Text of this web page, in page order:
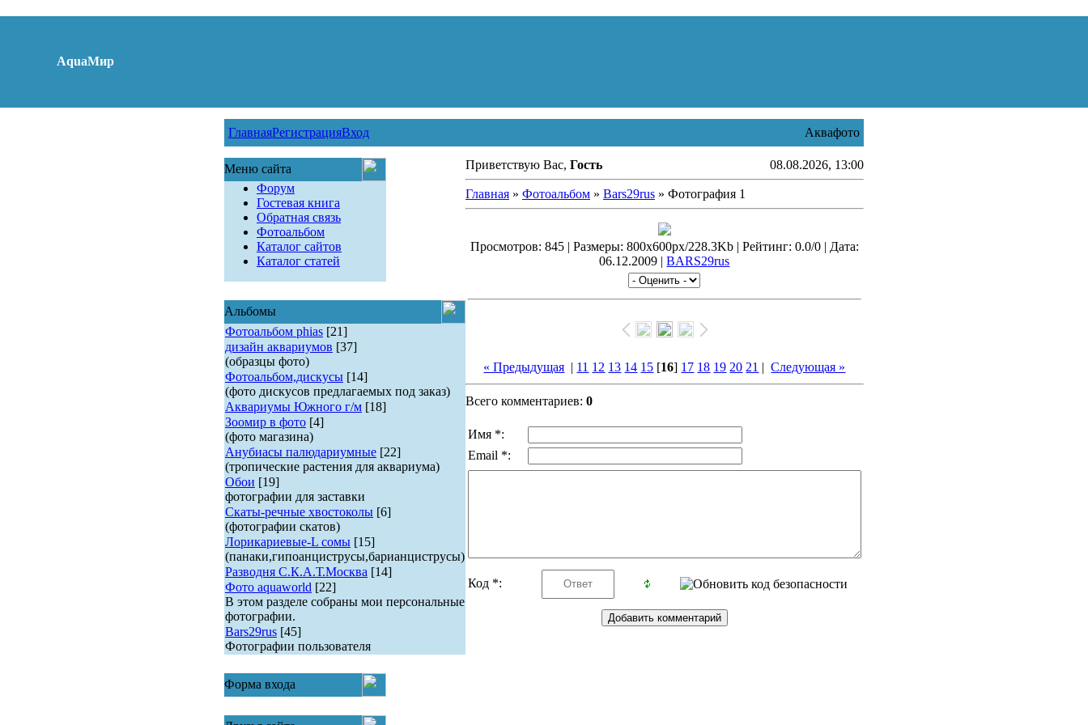
AquaМир
ГлавнаяРегистрацияВход Аквафото
Меню сайта
Форум
Гостевая книга
Обратная связь
Фотоальбом
Каталог сайтов
Каталог статей
Альбомы
Фотоальбом phias [21]
дизайн аквариумов [37]
(образцы фото)
Фотоальбом,дискусы [14]
(фото дискусов предлагаемых под заказ)
Аквариумы Южного г/м [18]
Зоомир в фото [4]
(фото магазина)
Анубиасы палюдариумные [22]
(тропические растения для аквариума)
Обои [19]
фотографии для заставки
Скаты-речные хвостоколы [6]
(фотографии скатов)
Лорикариевые-L сомы [15]
(панаки,гипоанциструсы,барианциструсы)
Разводня С.К.А.Т.Москва [14]
Фото aquaworld [22]
В этом разделе собраны мои персональные
фотографии.
Bars29rus [45]
Фотографии пользователя
Форма входа
Приветствую Вас, Гость 08.08.2026, 13:00
Главная» Фотоальбом» Bars29rus» Фотография 1
Просмотров: 845 | Размеры: 800x600px/228.3Kb | Рейтинг: 0.0/0 | Дата:
06.12.2009 |BARS29rus
« Предыдущая | 11 12 13 14 15 [16] 17 18 19 20 21 |Следующая »
Всего комментариев: 0
Имя *:
Email *:
Код *: